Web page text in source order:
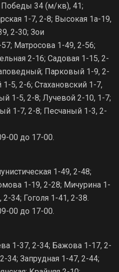
Победы 34 (м/кв), 41;
1-7, 2-8; Высокая 1а-19,
2-30; Зои
Матросова 1-49, 2-56;
2-16; Садовая 1-15, 2-
Парковый 1-9, 2-
5, 2-6; Стахановский 1-7,
1-5, 2-8; Лучевой 2-10, 1-7;
1-7, 2-8; Песчаный 1-3, 2-
00 до 17-00.
1-49, 2-48;
1-19, 2-28; Мичурина 1-
34; Гоголя 1-41, 2-38.
00 до 17-00.
1-37, 2-34; Бажова 1-17, 2-
34; Запрудная 1-47, 2-44;